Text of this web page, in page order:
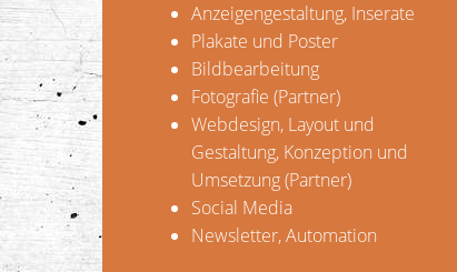
Anzeigengestaltung, Inserate
Plakate und Poster
Bildbearbeitung
Fotografie (Partner)
Webdesign, Layout und
Gestaltung, Konzeption und
Umsetzung (Partner)
Social Media
Newsletter, Automation